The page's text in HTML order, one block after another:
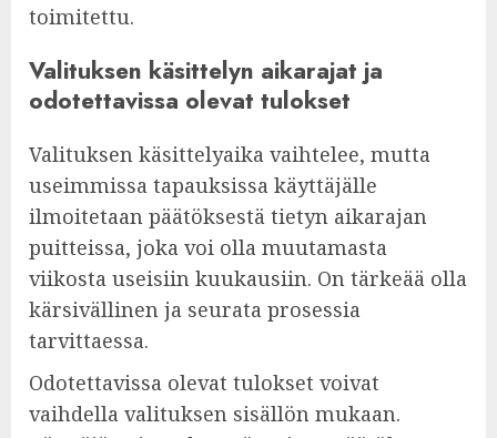
toimitettu.
Valituksen käsittelyn aikarajat ja
odotettavissa olevat tulokset
Valituksen käsittelyaika vaihtelee, mutta
useimmissa tapauksissa käyttäjälle
ilmoitetaan päätöksestä tietyn aikarajan
puitteissa, joka voi olla muutamasta
viikosta useisiin kuukausiin. On tärkeää olla
kärsivällinen ja seurata prosessia
tarvittaessa.
Odotettavissa olevat tulokset voivat
vaihdella valituksen sisällön mukaan.